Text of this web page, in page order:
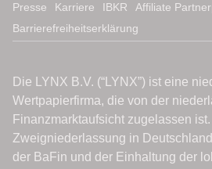
Presse
Karriere IBKR
Affiliate
Barrierefreiheitserklärung